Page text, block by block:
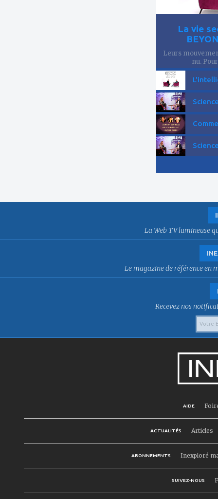
La vie
Leurs
nu.
La Web TV lumineuse
Le magazine de référence en
Recevez nos
AIDE
ACTUALITÉS Articles
ABONNEMENTS Inexploré
SUIVEZ-NOUS